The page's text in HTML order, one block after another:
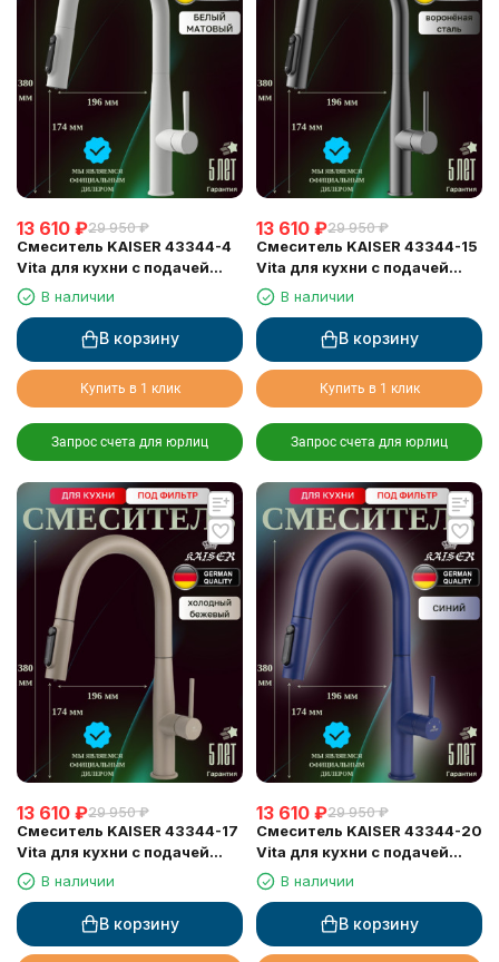
13 610 ₽29 950 ₽
Смеситель KAISER 43344-4
Vita для кухни с подачей
фильтрованной воды
В наличии
В корзину
Купить в 1 клик
Запрос счета для юрлиц
13 610 ₽29 950 ₽
Смеситель KAISER 43344-15
Vita для кухни с подачей
фильтрованной воды
В наличии
В корзину
Купить в 1 клик
Запрос счета для юрлиц
13 610 ₽29 950 ₽
Смеситель KAISER 43344-17
Vita для кухни с подачей
фильтрованной воды
В наличии
В корзину
13 610 ₽29 950 ₽
Смеситель KAISER 43344-20
Vita для кухни с подачей
фильтрованной воды
В наличии
В корзину